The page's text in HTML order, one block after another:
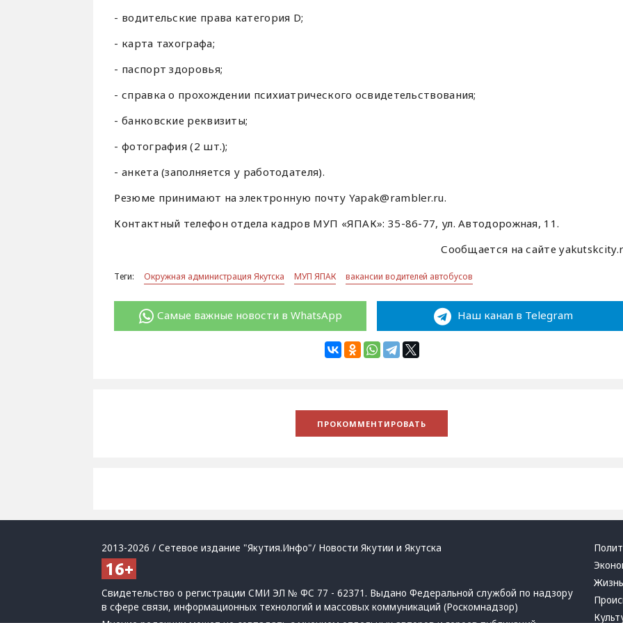
- водительские права категория D;
- карта тахографа;
- паспорт здоровья;
- справка о прохождении психиатрического освидетельствования;
- банковские реквизиты;
- фотография (2 шт.);
- анкета (заполняется у работодателя).
Резюме принимают на электронную почту Yapak@rambler.ru.
Контактный телефон отдела кадров МУП «ЯПАК»: 35-86-77, ул. Автодорожная, 11.
Сообщается на сайте
Теги: Окружная администрация Якутска МУП ЯПАК вакансии водителей автобусов
Самые важные новости в WhatsApp Наш канал в Telegram
2013-2026 / Сетевое издание "Якутия.Инфо"/ Новости Якутии и Якутска
Свидетельство о регистрации СМИ ЭЛ № ФС 77 - 62371. Выдано Федеральной службой по надзору
в сфере связи, информационных технологий и массовых коммуникаций (Роскомнадзор)